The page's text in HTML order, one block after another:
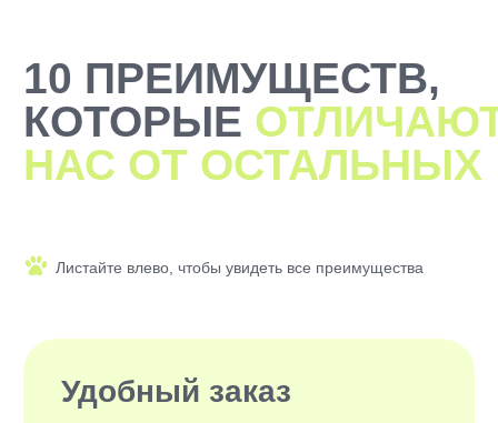
2000+ САМЫХ
ЗАБОТЛИВЫХ
И СИТТЕРОВ